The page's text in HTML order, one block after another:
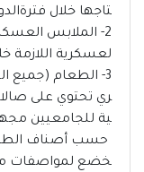
تاجها خلال
2- الملابس
لعسكرية اللازمة
3- الطعام (جميع
ري تحتوي على
ية للجامعيين
حسب أصناف
خضع لمواصفات